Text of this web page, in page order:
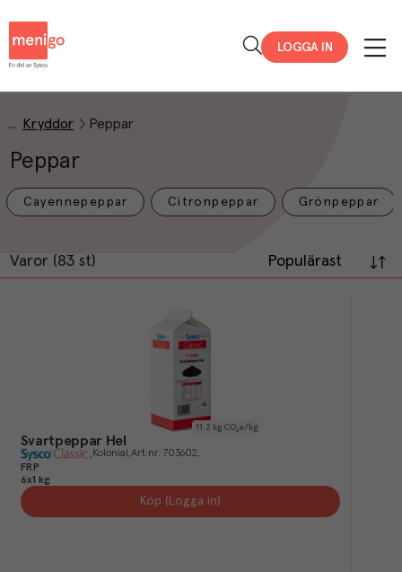
LOGGA IN
Kryddor Peppar
Peppar
Cayennepeppar Citronpeppar Grönpeppar
Varor (83 st) Populärast
11.2 kg CO₂e/kg
Svartpeppar Hel
Kolonial Art.nr. 703602
FRP
6x1 kg
Köp (Logga in)